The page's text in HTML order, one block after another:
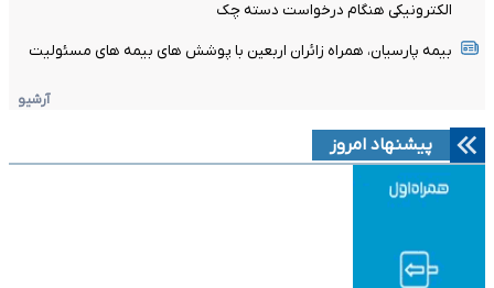
الکترونیکی هنگام درخواست دسته چک
بیمه پارسیان، همراه زائران اربعین با پوشش های بیمه های مسئولیت
آرشیو
پیشنهاد امروز